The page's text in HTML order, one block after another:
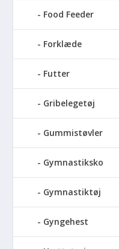
Food Feeder
Forklæde
Futter
Gribelegetøj
Gummistøvler
Gymnastiksko
Gymnastiktøj
Gyngehest